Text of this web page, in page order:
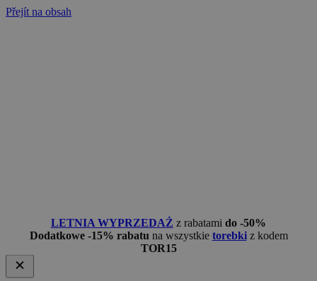
Přejít na obsah
LETNIA WYPRZEDAŻ z rabatami do -50%
Dodatkowe -15% rabatu na wszystkie torebkiz kodem
TOR15